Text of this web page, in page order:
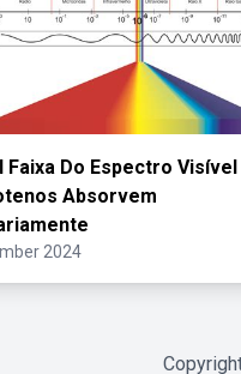
Faixa Do Espectro Visível
Absorvem
2024